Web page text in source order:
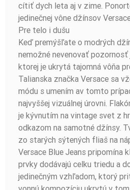
cítiť dych leta aj v zime.
jedinečnej vône džínsov
Pre telo i dušu
Keď premýšľate o modrých
nemožné nevenovať
ktorej je ukrytá tajomná vôňa
Talianska značka Versace sa
módu s umením av tomto
najvyššej vizuálnej úrovni.
je kývnutím na vintage svet z
odkazom na samotné džínsy.
zo starých sýtených fliaš na
Versace Blue Jeans pripomína
prvky dodávajú celku triedu a
jedinečným vzhľadom, ktorý